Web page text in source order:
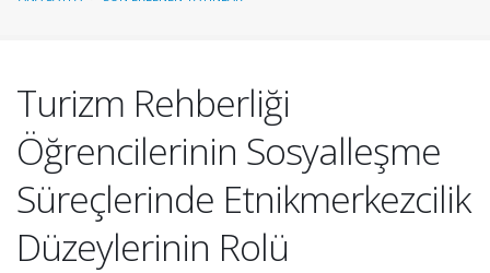
Turizm Rehberliği
Öğrencilerinin Sosyalleşme
Süreçlerinde Etnikmerkezcilik
Düzeylerinin Rolü